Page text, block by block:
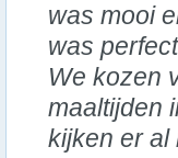
was mooi
was
We kozen
maaltijden
kijken er al